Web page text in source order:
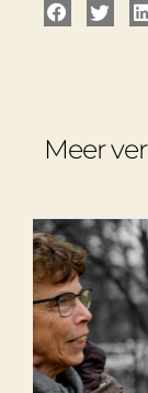
Meer